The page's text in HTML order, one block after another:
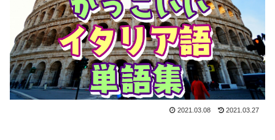
2021.03.08 2021.03.27